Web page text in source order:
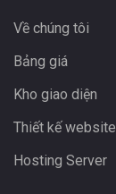
Về chúng tôi
Bảng giá
Kho giao diện
Thiết kế website
Hosting Server